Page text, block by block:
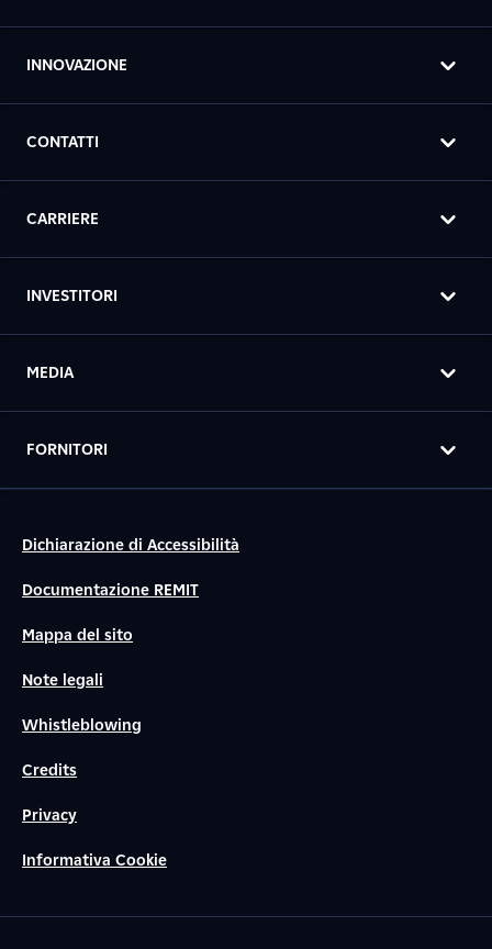
INNOVAZIONE
CONTATTI
CARRIERE
INVESTITORI
MEDIA
FORNITORI
Dichiarazione di Accessibilità
Documentazione REMIT
Mappa del sito
Note legali
Whistleblowing
Credits
Privacy
Informativa Cookie